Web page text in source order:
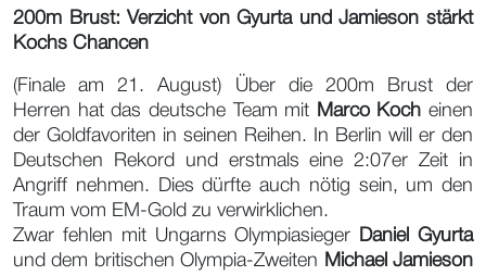
200m Brust: Verzicht von Gyurta und Jamieson stärkt
Kochs Chancen
(Finale am 21. August) Über die 200m Brust der
Herren hat das deutsche Team mit
Marco Koch einen
der Goldfavoriten in seinen Reihen. In Berlin will er den
Deutschen Rekord und erstmals eine 2:07er Zeit in
Angriff nehmen. Dies dürfte auch nötig sein, um den
Traum vom EM-Gold zu verwirklichen.
Zwar fehlen mit Ungarns Olympiasieger
Daniel Gyurta
und dem britischen Olympia-Zweiten
Michael Jamieson